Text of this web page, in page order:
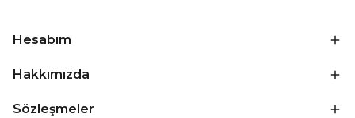
Hesabım
Hakkımızda
Sözleşmeler